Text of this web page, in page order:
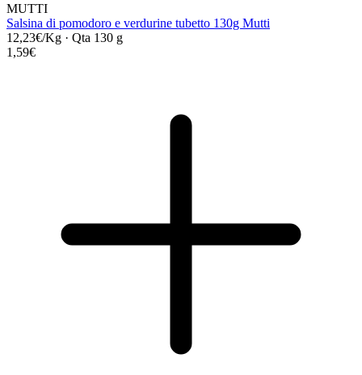
MUTTI
Salsina di pomodoro e verdurine tubetto 130g Mutti
12,23€/Kg · Qta 130 g
1,59€